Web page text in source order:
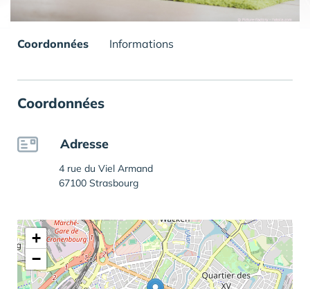
Coordonnées Informations
Coordonnées
Adresse
4 rue du Viel Armand
67100 Strasbourg
+
−